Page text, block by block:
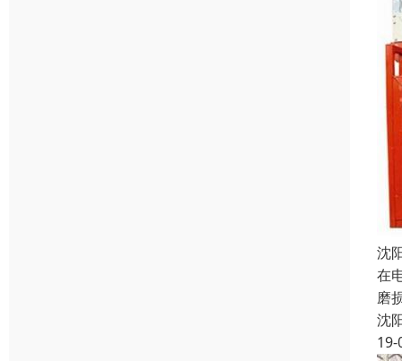
沈
在
磨
沈
19-